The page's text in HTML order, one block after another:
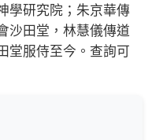
學研究院；朱京華傳
沙田堂，林慧儀傳道
堂服侍至今。查詢可